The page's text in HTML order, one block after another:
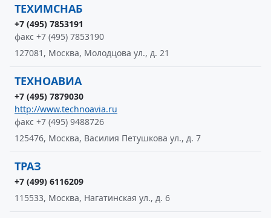
ТЕХИМСНАБ
+7 (495) 7853191
факс +7 (495) 7853190
127081, Москва, Молодцова ул., д. 21
ТЕХНОАВИА
+7 (495) 7879030
http://www.technoavia.ru
факс +7 (495) 9488726
125476, Москва, Василия Петушкова ул., д. 7
ТРАЗ
+7 (499) 6116209
115533, Москва, Нагатинская ул., д. 6